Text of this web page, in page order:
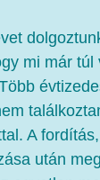
mi már túl
A
után